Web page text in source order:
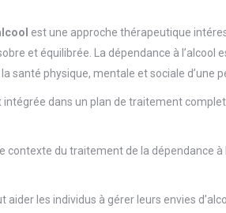
est une approche thérapeutique
et équilibrée. La dépendance à l’alcool
santé physique, mentale et sociale d’une
dans un plan de traitement
contexte du traitement de la dépendance à
aider les individus à gérer leurs envies